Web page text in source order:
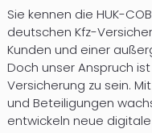
Sie kennen die HUK-
deutschen Kfz-
Kunden und einer
Doch unser Anspruch
Versicherung zu sein.
und Beteiligungen
entwickeln neue